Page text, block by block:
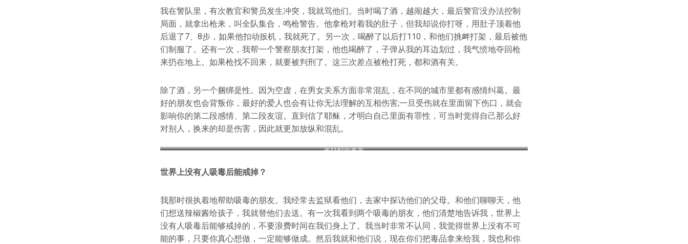
我在警队里，有次教官和警员发生冲突，我就骂他们。当时喝了酒，越闹越大，最后警官没办法控制
局面，就拿出枪来，叫全队集合，鸣枪警告。他拿枪对着我的肚子，但我却说你打呀，用肚子顶着他
后退了7、8步，如果他扣动扳机，我就死了。另一次，喝醉了以后打110，和他们挑衅打架，最后被他
们制服了。还有一次，我帮一个警察朋友打架，他也喝醉了，子弹从我的耳边划过，我气愤地夺回枪
来扔在地上。如果枪找不回来，就要被判刑了。这三次差点被枪打死，都和酒有关。
除了酒，另一个捆绑是性。因为空虚，在男女关系方面非常混乱，在不同的城市里都有感情纠葛。最
好的朋友也会背叛你，最好的爱人也会有让你无法理解的互相伤害;一旦受伤就在里面留下伤口，就会
影响你的第二段感情、第二段友谊。直到信了耶稣，才明白自己里面有罪性，可当时觉得自己那么好
对别人，换来的却是伤害，因此就更加放纵和混乱。
年轻时的冉若
世界上没有人吸毒后能戒掉？
我那时很执着地帮助吸毒的朋友。我经常去监狱看他们，去家中探访他们的父母。和他们聊聊天，他
们想送辣椒酱给孩子，我就替他们去送。有一次我看到两个吸毒的朋友，他们清楚地告诉我，世界上
没有人吸毒后能够戒掉的，不要浪费时间在我们身上了。我当时非常不认同，我觉得世界上没有不可
能的事，只要你真心想做，一定能够做成。然后我就和他们说，现在你们把毒品拿来给我，我也和你